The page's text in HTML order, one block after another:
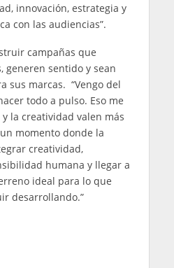
innovación, estrategia y
con las audiencias”.
campañas que
generen sentido y sean
sus marcas. “Vengo del
todo a pulso. Eso me
la creatividad valen más
momento donde la
creatividad,
humana y llegar a
ideal para lo que
desarrollando.”